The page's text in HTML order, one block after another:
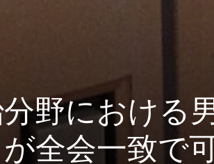
分野における
全会一致で